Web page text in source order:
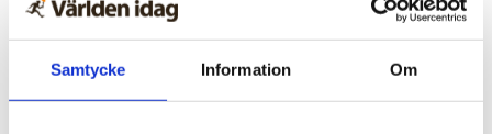
Samtycke Information Om